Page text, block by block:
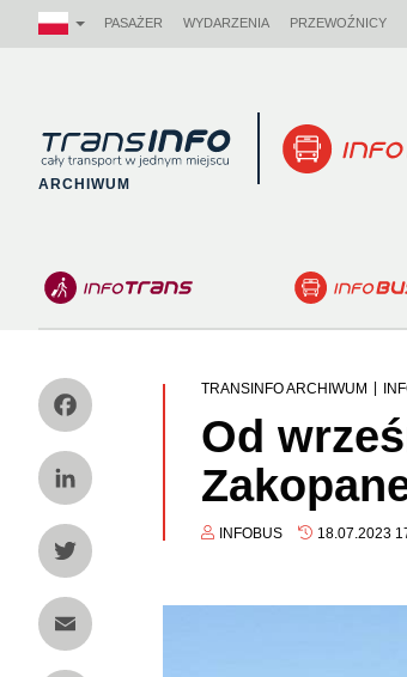
PASAŻER WYDARZENIA PRZEWOŹNICY
Logo
ARCHIWUM
TRANSINFO ARCHIWUM
Od
INFOBUS 18.07.2023